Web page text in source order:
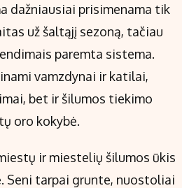
dažniausiai prisimenama tik
už šaltąjį sezoną, tačiau
paremta sistema.
vamzdynai ir katilai,
bet ir šilumos tiekimo
oro kokybė.
ir miestelių šilumos ūkis
Seni tarpai grunte, nuostoliai